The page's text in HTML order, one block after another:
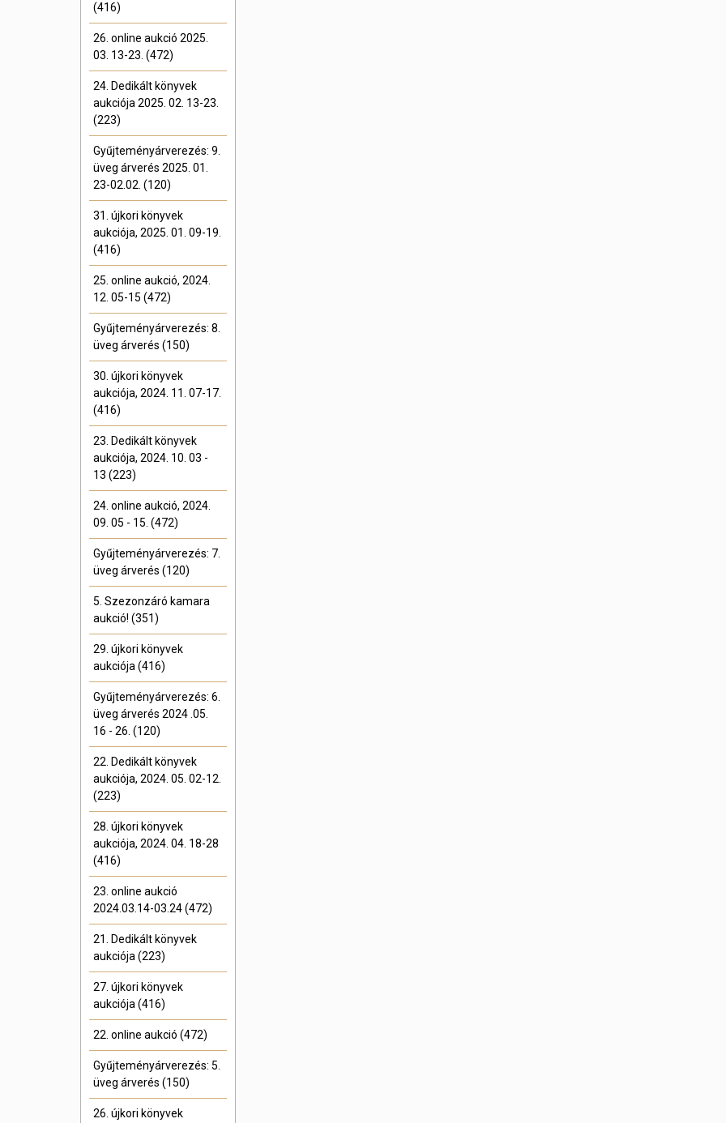
(416)
26. online aukció 2025.
03. 13-23. (472)
24. Dedikált könyvek
aukciója 2025. 02. 13-23.
(223)
Gyűjteményárverezés: 9.
üveg árverés 2025. 01.
23-02.02. (120)
31. újkori könyvek
aukciója, 2025. 01. 09-19.
(416)
25. online aukció, 2024.
12. 05-15 (472)
Gyűjteményárverezés: 8.
üveg árverés (150)
30. újkori könyvek
aukciója, 2024. 11. 07-17.
(416)
23. Dedikált könyvek
aukciója, 2024. 10. 03 -
13 (223)
24. online aukció, 2024.
09. 05 - 15. (472)
Gyűjteményárverezés: 7.
üveg árverés (120)
5. Szezonzáró kamara
aukció! (351)
29. újkori könyvek
aukciója (416)
Gyűjteményárverezés: 6.
üveg árverés 2024 .05.
16 - 26. (120)
22. Dedikált könyvek
aukciója, 2024. 05. 02-12.
(223)
28. újkori könyvek
aukciója, 2024. 04. 18-28
(416)
23. online aukció
2024.03.14-03.24 (472)
21. Dedikált könyvek
aukciója (223)
27. újkori könyvek
aukciója (416)
22. online aukció (472)
Gyűjteményárverezés: 5.
üveg árverés (150)
26. újkori könyvek